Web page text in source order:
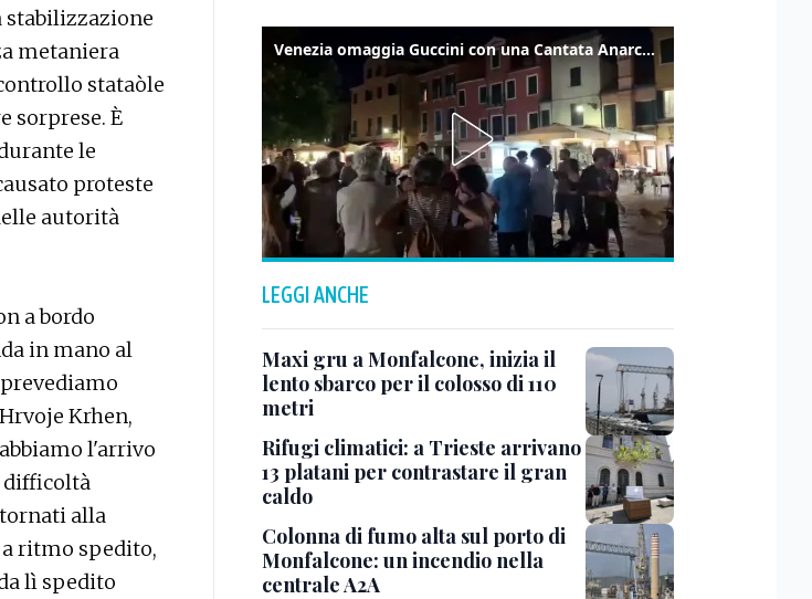
stabilizzazione
metaniera
stataòle
sorprese. È
le
proteste
autorità
a bordo
in mano al
Krhen,
l'arrivo
difficoltà
alla
ritmo spedito,
lì spedito
Venezia omaggia Guccini con una Cantata Anarchica in campo Santa Margherita
LEGGI ANCHE
Maxi gru a Monfalcone, inizia il
lento sbarco per il colosso di 110
metri
Rifugi climatici: a Trieste arrivano
13 platani per contrastare il gran
caldo
Colonna di fumo alta sul porto di
Monfalcone: un incendio nella
centrale A2A